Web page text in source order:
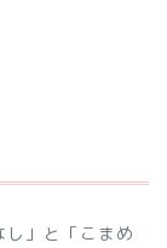
し」と「こまめ